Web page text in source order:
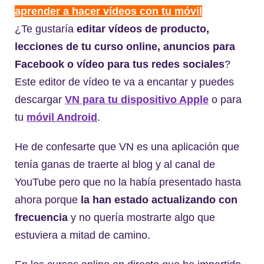
aprender a hacer vídeos con tu móvil
¿Te gustaría editar vídeos de producto,
lecciones de tu curso online, anuncios para
Facebook o vídeo para tus redes sociales?
Este editor de vídeo te va a encantar y puedes
descargar VN para tu dispositivo Apple o para
tu móvil Android .
He de confesarte que VN es una aplicación que
tenía ganas de traerte al blog y al canal de
YouTube pero que no la había presentado hasta
ahora porque la han estado actualizando con
frecuencia y no quería mostrarte algo que
estuviera a mitad de camino.